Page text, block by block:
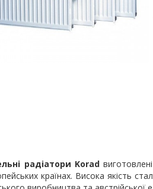
радіатори Korad
країнах. Висока якість